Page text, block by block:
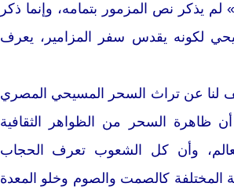
يذكر نص المزمور بتمامه، وإنما ذكر
لكونه يقدس سفر المزامير، يعرف
لنا عن تراث السحر المسيحي المصري
ظاهرة السحر من الظواهر الثقافية
وأن كل الشعوب تعرف الحجاب
كالصمت والصوم وخلو المعدة